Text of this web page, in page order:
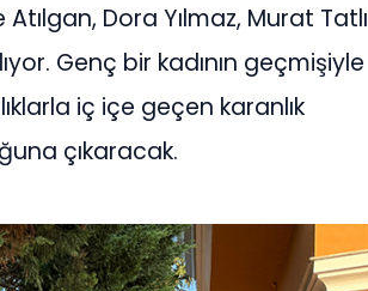
Dora Yılmaz, Murat Tatlı
Genç bir kadının geçmişiyle
iç içe geçen karanlık
çıkaracak.